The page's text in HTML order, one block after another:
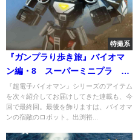
特撮系
『ガンプラり歩き旅』バイオマ
ン編・8 スーパーミニプラ バ
ルジオン
『超電子バイオマン』シリーズのアイテム
を次々紹介してお届けしてきた連載も、今
回で最終回。最後を飾りますは、バイオマ
ンの宿敵のロボット。出渕裕...